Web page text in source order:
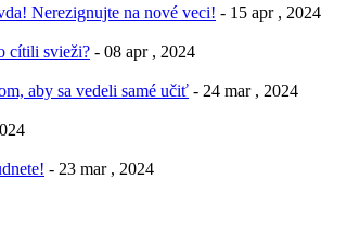
Nerezignujte na nové veci! - 15 apr , 2024
cítili svieži? - 08 apr , 2024
aby sa vedeli samé učiť - 24 mar , 2024
- 23 mar , 2024